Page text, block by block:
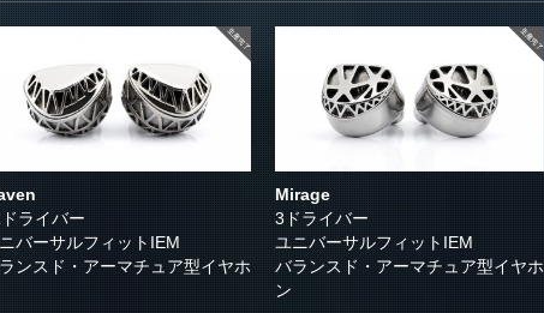
ライバー
バーサルフィットIEM
ンスド・アーマチュア型イヤホ
Mirage
3ドライバー
ユニバーサルフィットIEM
バランスド・アーマチュア型イヤホ
ン